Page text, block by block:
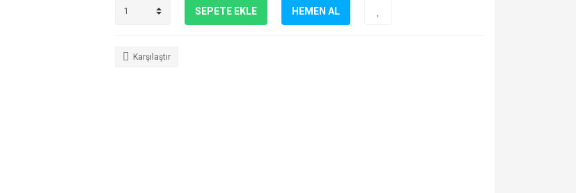
SEPETE EKLE HEMEN AL
Karşılaştır